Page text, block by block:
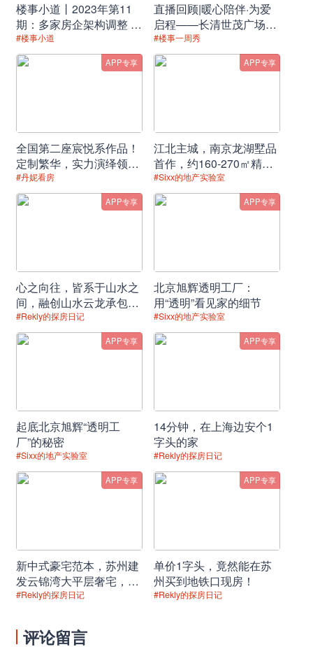
他，是艺术界的段子手；他，是超越传统的书法家。
朱敬一，这位毕业于南京师范大学美术学院国画系的艺术
心的段子，融合了当代人的所思所想，在他的毛笔下，重新
焕发出全新的气质。
楼事小道丨2023年第11
期：多家房企架构调整 人
事变动频繁
#楼事小道
直播回顾|暖心陪伴·为爱
启程——长清世茂广场X
阑珊市集爱心义卖捐赠仪
式
#楼事一周秀
APP专享
全国第二座宸悦系作品！
定制繁华，实力演绎领先
时代的生活范本！
#丹妮看房
APP专享
江北主城，南京龙湖墅品
首作，约160-270㎡精妆
温泉叠墅，全城竞藏！
#Sixx的地产实验室
APP专享
心之向往，皆系于山水之
间，融创山水云龙承包你
的理想生活
#Rekly的探房日记
APP专享
北京旭辉透明工厂：
用“透明”看见家的细节
#Sixx的地产实验室
APP专享
起底北京旭辉“透明工
厂”的秘密
#Sixx的地产实验室
APP专享
14分钟，在上海边安个1
字头的家
#Rekly的探房日记
APP专享
新中式豪宅范本，苏州建
发云锦湾大平层奢宅，品
位盛泽园林理想居所！
#Rekly的探房日记
APP专享
单价1字头，竟然能在苏
州买到地铁口现房！
#Rekly的探房日记
评论留言